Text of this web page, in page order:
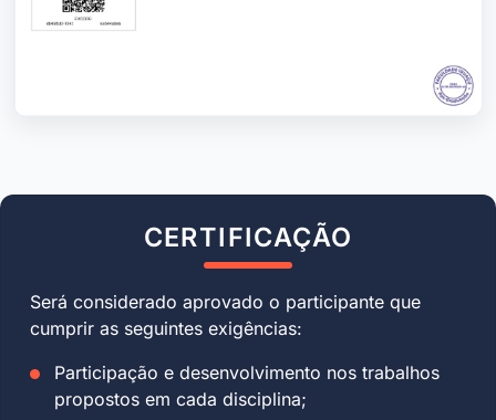
CERTIFICAÇÃO
Será considerado aprovado o participante que
cumprir as seguintes exigências:
Participação e desenvolvimento nos trabalhos
propostos em cada disciplina;